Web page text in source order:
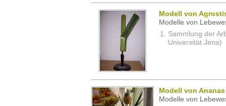
Modell von
Modelle von
Sammlung der
Universität Jena)
Modell von
Modelle von